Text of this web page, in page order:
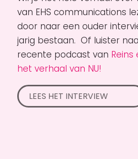
van EHS communications
door naar een ouder
jarig bestaan. Of luister
recente podcast van Reins
het verhaal van NU!
LEES HET INTERVIEW